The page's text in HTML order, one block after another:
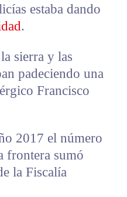
estaba dando
.
sierra y las
padeciendo una
Francisco
2017 el número
frontera sumó
la Fiscalía